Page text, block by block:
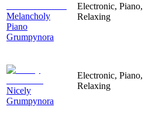
Melancholy
Piano
Grumpynora
Electronic, Piano,
Relaxing
Nicely
Grumpynora
Electronic, Piano,
Relaxing